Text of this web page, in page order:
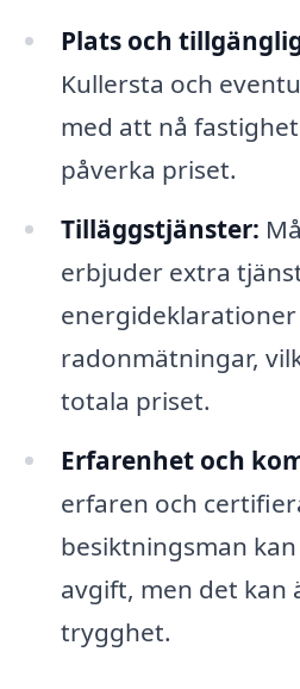
Plats och
Kullersta och
med att nå
påverka priset.
Tilläggstjänster:
erbjuder extra
radonmätningar,
totala priset.
Erfarenhet och
erfaren och
besiktningsman
avgift, men det kan
trygghet.